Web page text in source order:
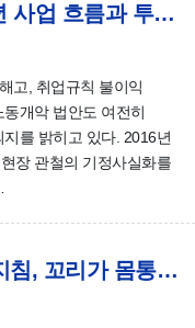
[연구소의 창] 민주노총 2016년 사업 흐름과 투쟁계획
고, 취업규칙 불이익
개악 법안도 여전히
를 밝히고 있다. 2016년
장 관철의 기정사실화를
[연구소의 창] 저성과자 해고 지침, 꼬리가 몸통을 흔든다